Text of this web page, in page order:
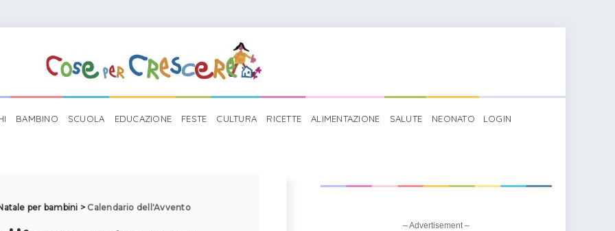
BAMBINO SCUOLA EDUCAZIONE FESTE CULTURA RICETTE ALIMENTAZIONE SALUTE NEONATO LOGIN
per bambini > Calendario dell'Avvento
– Advertisement –